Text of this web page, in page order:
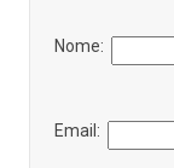
Nome:
Email: